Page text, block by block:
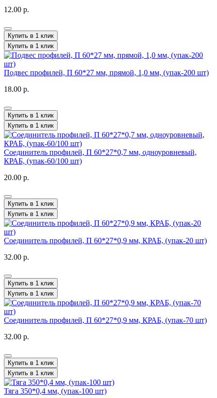
12.00 р.
Купить в 1 клик
Купить в 1 клик
Подвес профилей, П 60*27 мм, прямой, 1,0 мм, (упак-200 шт)
18.00 р.
Купить в 1 клик
Купить в 1 клик
Соединитель профилей, П 60*27*0,7 мм, одноуровневый,
КРАБ, (упак-60/100 шт)
20.00 р.
Купить в 1 клик
Купить в 1 клик
Соединитель профилей, П 60*27*0,9 мм, КРАБ, (упак-20 шт)
32.00 р.
Купить в 1 клик
Купить в 1 клик
Соединитель профилей, П 60*27*0,9 мм, КРАБ, (упак-70 шт)
32.00 р.
Купить в 1 клик
Купить в 1 клик
Тяга 350*0,4 мм, (упак-100 шт)